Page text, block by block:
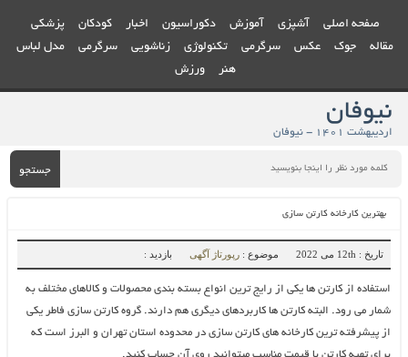
صفحه اصلی آشپزی آموزش دکوراسیون اخبار کودکان
پزشکی
مقاله
جوک عکس سرگرمی تکنولوژی زناشویی سرگرمی
مدل لباس
هنر
ورزش
نیوفان
اردیبهشت ۱۴۰۱ - نیوفان
جستجو
بهترین کارخانه کارتن سازی
تاریخ : 12th می 2022 موضوع : رپورتاژ آگهی بازدید :
استفاده از کارتن ها یکی از رایج ترین انواع بسته بندی محصولات و کالاهای مختلف به
شمار می رود. البته کارتن ها کاربردهای دیگری هم دارند. گروه کارتن سازی فاطر یکی
از پیشرفته ترین کارخانه های کارتن سازی در محدوده استان تهران و البرز است که